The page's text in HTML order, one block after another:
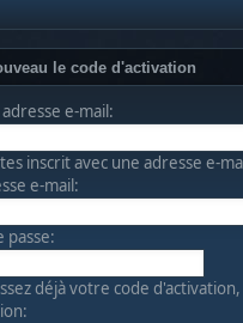
le code d'activation
e-mail:
inscrit avec une adresse e-
e-mail:
passe:
déjà votre code